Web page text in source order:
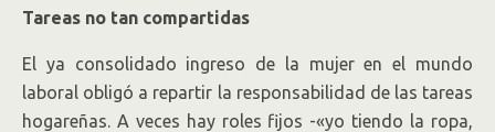
Tareas no tan compartidas
El ya consolidado ingreso de la mujer en el mundo
laboral obligó a repartir la responsabilidad de las tareas
hogareñas. A veces hay roles fijos -«yo tiendo la ropa,